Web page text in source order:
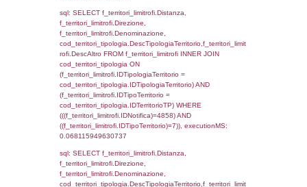
INNER JOIN el_regioni ON
el_regioni.IstRegione) ON
el_comuni.IstComune WHERE
(((f_confini.IDNotifica)=4858));,
0.00052905082702637
sql: SELECT
SEPARATOR '; ') AS DescAltro,
(f_territori_limitrofi.IDTipologiaTerritorio =
cod_territori_tipologia.IDTipologiaTerritorio